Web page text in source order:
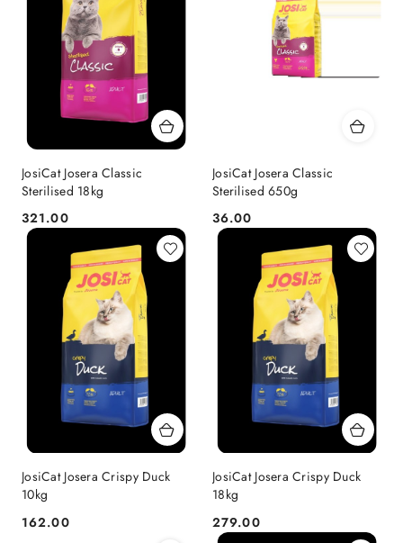
JosiCat Josera Classic
Sterilised 18kg
Cena:
321.00
JosiCat Josera Classic
Sterilised 650g
Cena:
36.00
JosiCat Josera Crispy Duck
10kg
Cena:
162.00
JosiCat Josera Crispy Duck
18kg
Cena:
279.00